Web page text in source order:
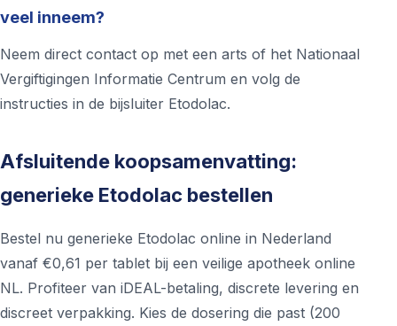
veel inneem?
Neem direct contact op met een arts of het Nationaal
Vergiftigingen Informatie Centrum en volg de
instructies in de bijsluiter Etodolac.
Afsluitende koopsamenvatting:
generieke Etodolac bestellen
Bestel nu generieke Etodolac online in Nederland
vanaf €0,61 per tablet bij een veilige apotheek online
NL. Profiteer van iDEAL-betaling, discrete levering en
discreet verpakking. Kies de dosering die past (200